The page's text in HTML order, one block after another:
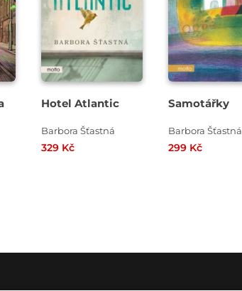
Hotel Atlantic
Barbora Šťastná
329 Kč
Samotářky
Barbora Šťastná
299 Kč